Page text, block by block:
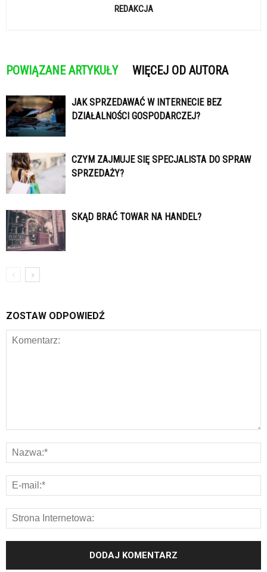
REDAKCJA
POWIĄZANE ARTYKUŁY WIĘCEJ OD AUTORA
JAK SPRZEDAWAĆ W INTERNECIE BEZ
DZIAŁALNOŚCI GOSPODARCZEJ?
CZYM ZAJMUJE SIĘ SPECJALISTA DO SPRAW
SPRZEDAŻY?
SKĄD BRAĆ TOWAR NA HANDEL?
ZOSTAW ODPOWIEDŹ